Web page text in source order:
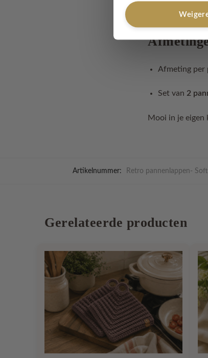
Afmeting per
Set van2
Mooi in je eigen
Artikelnummer: Retro pannenlappen-
Gerelateerde producten